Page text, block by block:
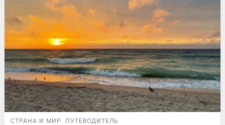
СТРАНА И МИР ПУТЕВОДИТЕЛЬ